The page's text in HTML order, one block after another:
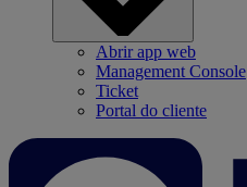
Abrir app web
Management Console
Ticket
Portal do cliente